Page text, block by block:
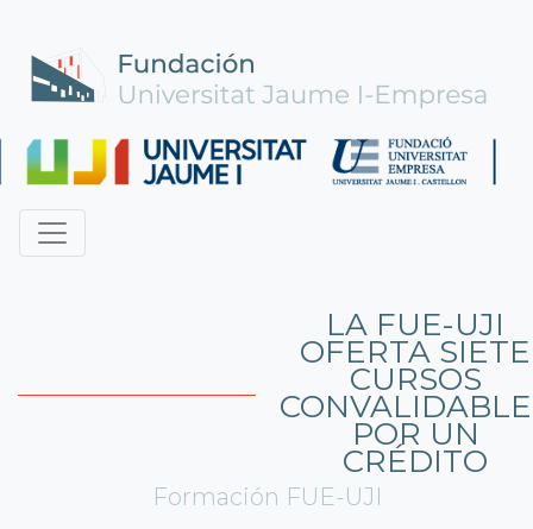
LA FUE-UJI
OFERTA SIETE
CURSOS
POR UN
CRÉDITO
Formación FUE-UJI